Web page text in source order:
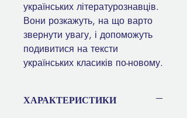
українських літературознавців.
Вони розкажуть, на що варто
звернути увагу, і допоможуть
подивитися на тексти
українських класиків по-новому.
ХАРАКТЕРИСТИКИ